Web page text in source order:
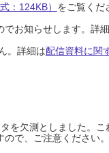
：124KB） をご覧くだ
お知らせします。詳
。詳細は配信資料に関
を欠測としました。こ
で、ご注意ください。